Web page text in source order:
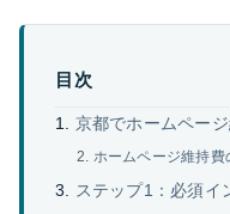
目次
京都でホームペー
ホームページ維持費
ステップ1：必須イ